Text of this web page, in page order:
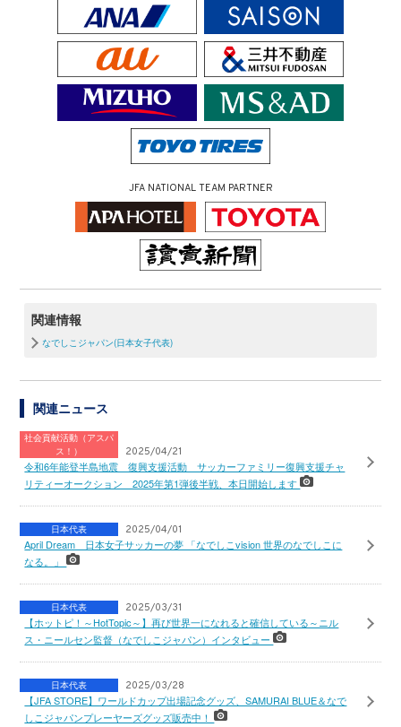
JFA NATIONAL TEAM PARTNER
関連情報
なでしこジャパン(日本女子代表)
関連ニュース
社会貢献活動（アスパ
ス！）
2025/04/21
令和6年能登半島地震 復興支援活動 サッカーファミリー復興支援チャ
リティーオークション 2025年第1弾後半戦、本日開始します
日本代表 2025/04/01
April Dream 日本女子サッカーの夢 「なでしこvision 世界のなでしこに
なる。」
日本代表 2025/03/31
【ホットピ！～HotTopic～】再び世界一になれると確信している～ニル
ス・ニールセン監督（なでしこジャパン）インタビュー
日本代表 2025/03/28
【JFA STORE】ワールドカップ出場記念グッズ、SAMURAI BLUE＆なで
しこジャパンプレーヤーズグッズ販売中！